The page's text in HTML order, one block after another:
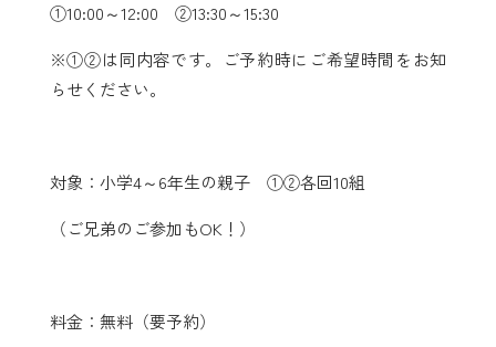
①10:00～12:00 ②13:30～15:30
※①②は同内容です。ご予約時にご希望時間をお知
らせください。
対象：小学4～6年生の親子 ①②各回10組
（ご兄弟のご参加もOK！）
料金：無料（要予約）